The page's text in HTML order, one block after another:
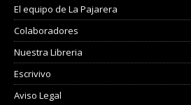
El equipo de La Pajarera
Colaboradores
Nuestra Libreria
Escrivivo
Aviso Legal